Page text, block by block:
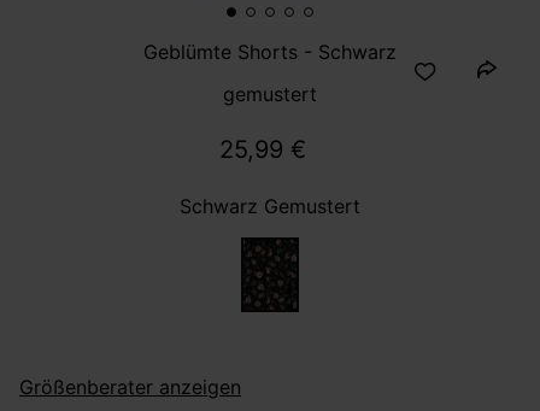
Geblümte Shorts - Schwarz
gemustert
25,99 €
Schwarz Gemustert
Größenberater anzeigen